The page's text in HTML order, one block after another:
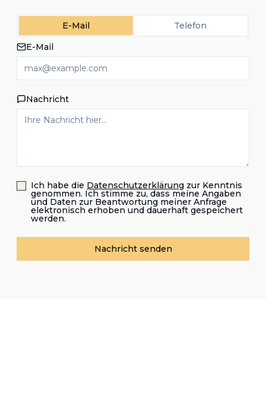
E-Mail
Telefon
E-Mail
Nachricht
Ich habe die Datenschutzerklärung zur Kenntnis
genommen. Ich stimme zu, dass meine Angaben
und Daten zur Beantwortung meiner Anfrage
elektronisch erhoben und dauerhaft gespeichert
werden.
Nachricht senden